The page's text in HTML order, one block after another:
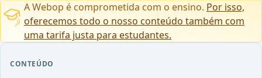
CONTEÚDO
A Webop é comprometida com o ensino. Por isso,
oferecemos todo o nosso conteúdo também com
uma tarifa justa para estudantes.